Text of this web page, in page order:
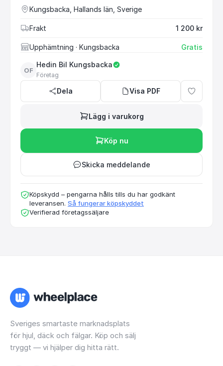
Kungsbacka, Hallands län, Sverige
Frakt 1 200 kr
Upphämtning · Kungsbacka Gratis
OF
Hedin Bil Kungsbacka
Företag
Dela Visa PDF
Lägg i varukorg
Köp nu
Skicka meddelande
Köpskydd – pengarna hålls tills du har godkänt
leveransen. Så fungerar köpskyddet
Verifierad företagssäljare
Sveriges smartaste marknadsplats
för hjul, däck och fälgar. Köp och sälj
tryggt — vi hjälper dig hitta rätt.